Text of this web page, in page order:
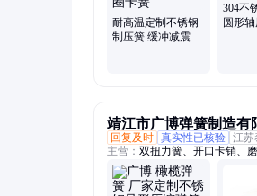
耐高温定制不锈钢
制压簧 缓冲减震高
304不
圆形
靖江市广博弹簧制造有
回复及时 真实性已核验 江苏
主营： 双扭力簧、开口卡销、
簧、扭力弹簧、拉伸弹簧、带
簧、扁线弹簧、螺旋弹簧、宝